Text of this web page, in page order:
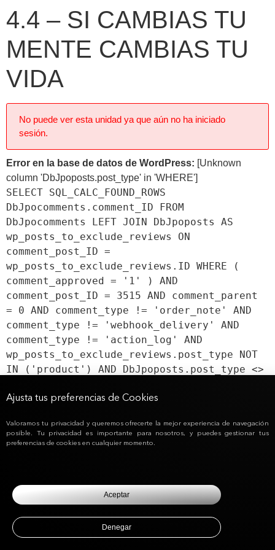
4.4 – SI CAMBIAS TU
MENTE CAMBIAS TU
VIDA
No puede ver esta unidad ya que aún no ha iniciado
sesión.
Error en la base de datos de WordPress: [Unknown
column 'DbJpoposts.post_type' in 'WHERE']
SELECT SQL_CALC_FOUND_ROWS
DbJpocomments.comment_ID FROM
DbJpocomments LEFT JOIN DbJpoposts AS
wp_posts_to_exclude_reviews ON
comment_post_ID =
wp_posts_to_exclude_reviews.ID WHERE (
comment_approved = '1' ) AND
comment_post_ID = 3515 AND comment_parent
= 0 AND comment_type != 'order_note' AND
comment_type != 'webhook_delivery' AND
comment_type != 'action_log' AND
wp_posts_to_exclude_reviews.post_type NOT
IN ('product') AND DbJpoposts.post_type <>
DbJpocomments.comment_date_gmt ASC,
Ajusta tus preferencias de Cookies
Valoramos tu privacidad y queremos ofrecerte la mejor experiencia de navegación
posible. Tu privacidad es importante para nosotros, y puedes gestionar tus
preferencias de cookies en cualquier momento.
Aceptar
Denegar